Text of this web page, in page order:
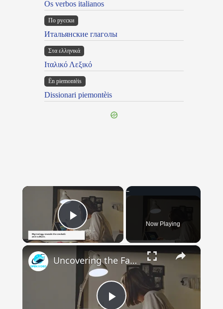
Os verbos italianos
По русски
Итальянские глаголы
Στα ελληνικά
Ιταλικό Λεξικό
Ën piemontèis
Dissionari piemontèis
×
Play Video Now Playing
×
Uncovering the Fascinating Origins of Words: A Journey Through Time with Dictionaries